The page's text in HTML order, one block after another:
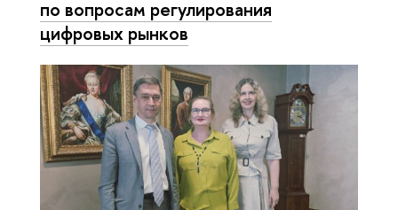
по вопросам регулирования
цифровых рынков